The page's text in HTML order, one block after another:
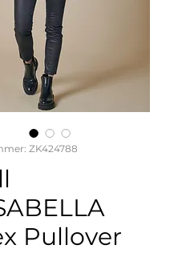
ZK424788
Pullover